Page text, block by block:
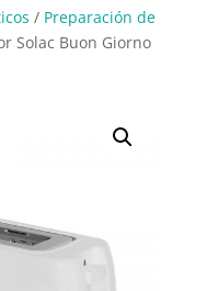
/ Preparación de
Solac Buon Giorno